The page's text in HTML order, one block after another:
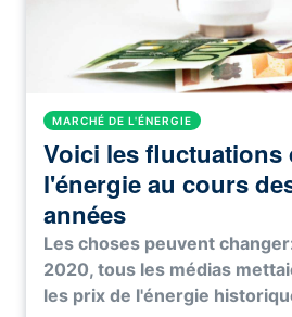
MARCHÉ DE L'ÉNERGIE
Voici les fluctuations
l'énergie au cours
années
Les choses peuvent
2020, tous les médias
les prix de l'énergie